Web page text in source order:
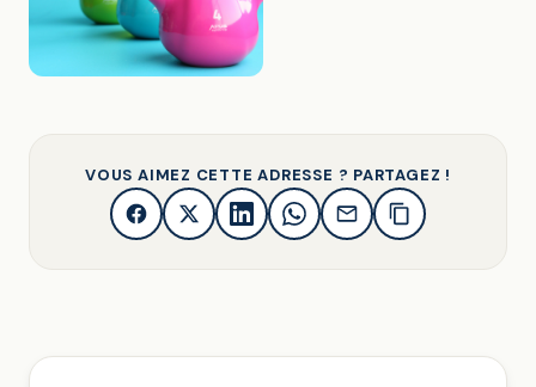
VOUS AIMEZ CETTE ADRESSE ? PARTAGEZ !